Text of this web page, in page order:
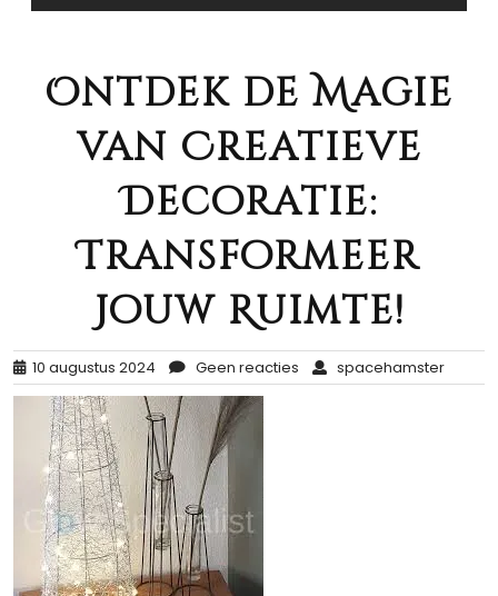
Ontdek de Magie
van Creatieve
Decoratie:
Transformeer
Jouw Ruimte!
10 augustus 2024 Geen reacties spacehamster